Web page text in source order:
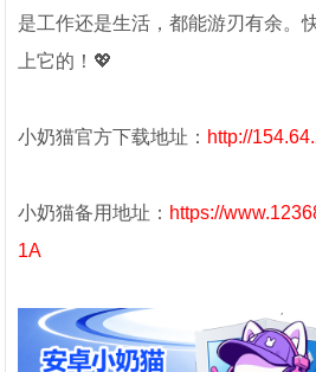
是工作还是生活，都能游刃有余。
上它的！💖
小奶猫官方下载地址： http://
小奶猫备用地址： https://
1A